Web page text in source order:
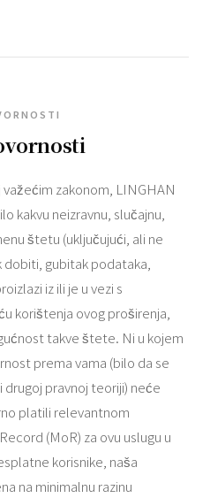
zakonom, LINGHAN
kakvu neizravnu, slučajnu,
štetu (uključujući, ali ne
dobiti, gubitak podataka,
iz ili je u vezi s
korištenja ovog proširenja,
takve štete. Ni u kojem
prema vama (bilo da se
pravnoj teoriji) neće
platili relevantnom
(MoR) za ovu uslugu u
korisnike, naša
na minimalnu razinu